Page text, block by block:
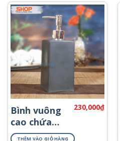
Bình vuông
cao chứa
dầu xả
230,000₫
THÊM VÀO GIỎ HÀNG